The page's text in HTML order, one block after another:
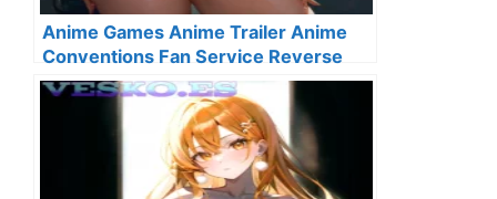
Anime Games Anime Trailer Anime
Conventions Fan Service Reverse
Harem